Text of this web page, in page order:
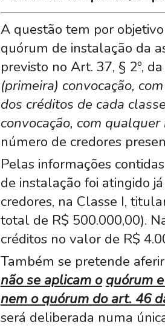
A questão tem por
quórum de instalação da
previsto no Art. 37, § 2º,
(primeira) convocação,
dos créditos de cada
convocação, com
número de credores
Pelas informações
de instalação foi atingido
credores, na Classe I,
total de R$ 500.000,00).
créditos no valor de R$
Também se pretende
não se aplicam o quórum
nem o quórum do art. 46
será deliberada numa